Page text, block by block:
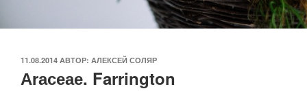
ОПУБЛИКОВАНО
11.08.2014 АВТОР: АЛЕКСЕЙ СОЛЯР
Аrасеае. Farrington